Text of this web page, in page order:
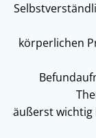
körperlichen
äußerst wichtig